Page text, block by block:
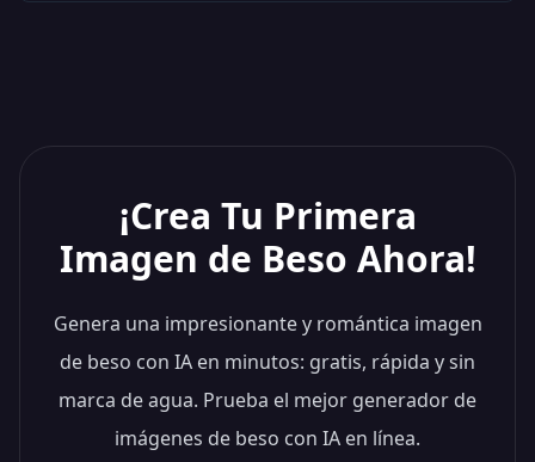
¡Crea Tu Primera
Imagen de Beso Ahora!
Genera una impresionante y romántica imagen
de beso con IA en minutos: gratis, rápida y sin
marca de agua. Prueba el mejor generador de
imágenes de beso con IA en línea.